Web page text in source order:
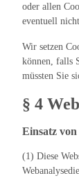
oder allen
eventuell
Wir setzen
können, falls
müssten Sie
§ 4
Einsatz
(1) Diese